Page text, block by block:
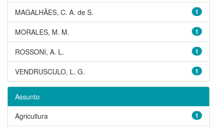
1
MAGALHÃES, C. A. de S.
1
MORALES, M. M.
1
ROSSONI, A. L.
1
VENDRUSCULO, L. G.
Assunto
1
Agricultura